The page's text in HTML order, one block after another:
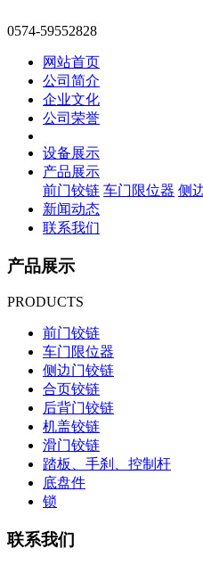
0574-59552828
网站首页
公司简介
企业文化
公司荣誉
设备展示
产品展示
前门铰链 车门限位器 侧
新闻动态
联系我们
产品展示
PRODUCTS
前门铰链
车门限位器
侧边门铰链
合页铰链
后背门铰链
机盖铰链
滑门铰链
踏板、手刹、控制杆
底盘件
锁
联系我们